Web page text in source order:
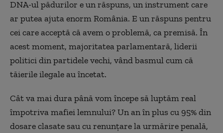
DNA-ul pădurilor e un răspuns, un instrument care
ar putea ajuta enorm România. E un răspuns pentru
cei care acceptă că avem o problemă, ca premisă. În
acest moment, majoritatea parlamentară, liderii
politici din partidele vechi, vând basmul cum că
tăierile ilegale au încetat.
Cât va mai dura până vom începe să luptăm real
împotriva mafiei lemnului? Un an în plus cu 95% din
dosare clasate sau cu renunțare la urmărire penală,